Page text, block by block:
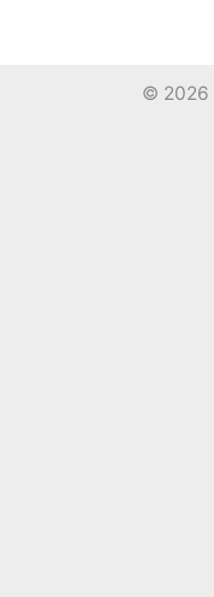
© 2026